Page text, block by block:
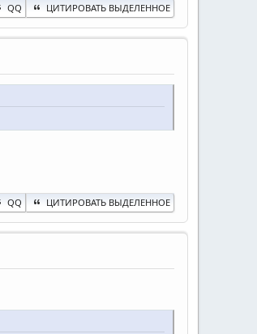
QQ ЦИТИРОВАТЬ ВЫДЕЛЕННОЕ
QQ ЦИТИРОВАТЬ ВЫДЕЛЕННОЕ